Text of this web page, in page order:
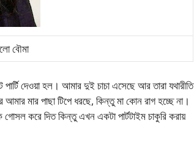
বৌমা
দেওয়া হল। আমার দুই চাচা এসেছে আর তারা যথারীতি
আমার মার পাছা টিপে ধরছে, কিন্তু মা কোন রাগ হচ্ছে না।
করে দিত কিন্তু এখন একটা পার্টটাইম চাকুরি করায়